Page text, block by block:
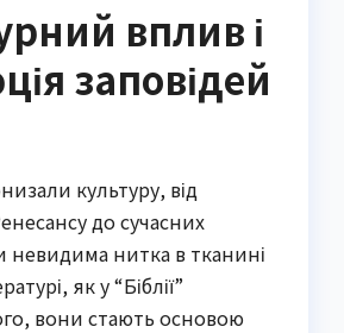
вплив і
заповідей
культуру, від
до сучасних
невидима нитка в тканині
як у “Біблії”
вони стають основою